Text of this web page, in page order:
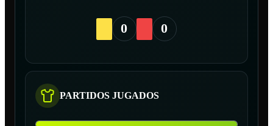
0 0
PARTIDOS JUGADOS